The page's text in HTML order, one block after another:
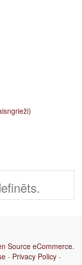
Source eCommerce.
- Privacy Policy -